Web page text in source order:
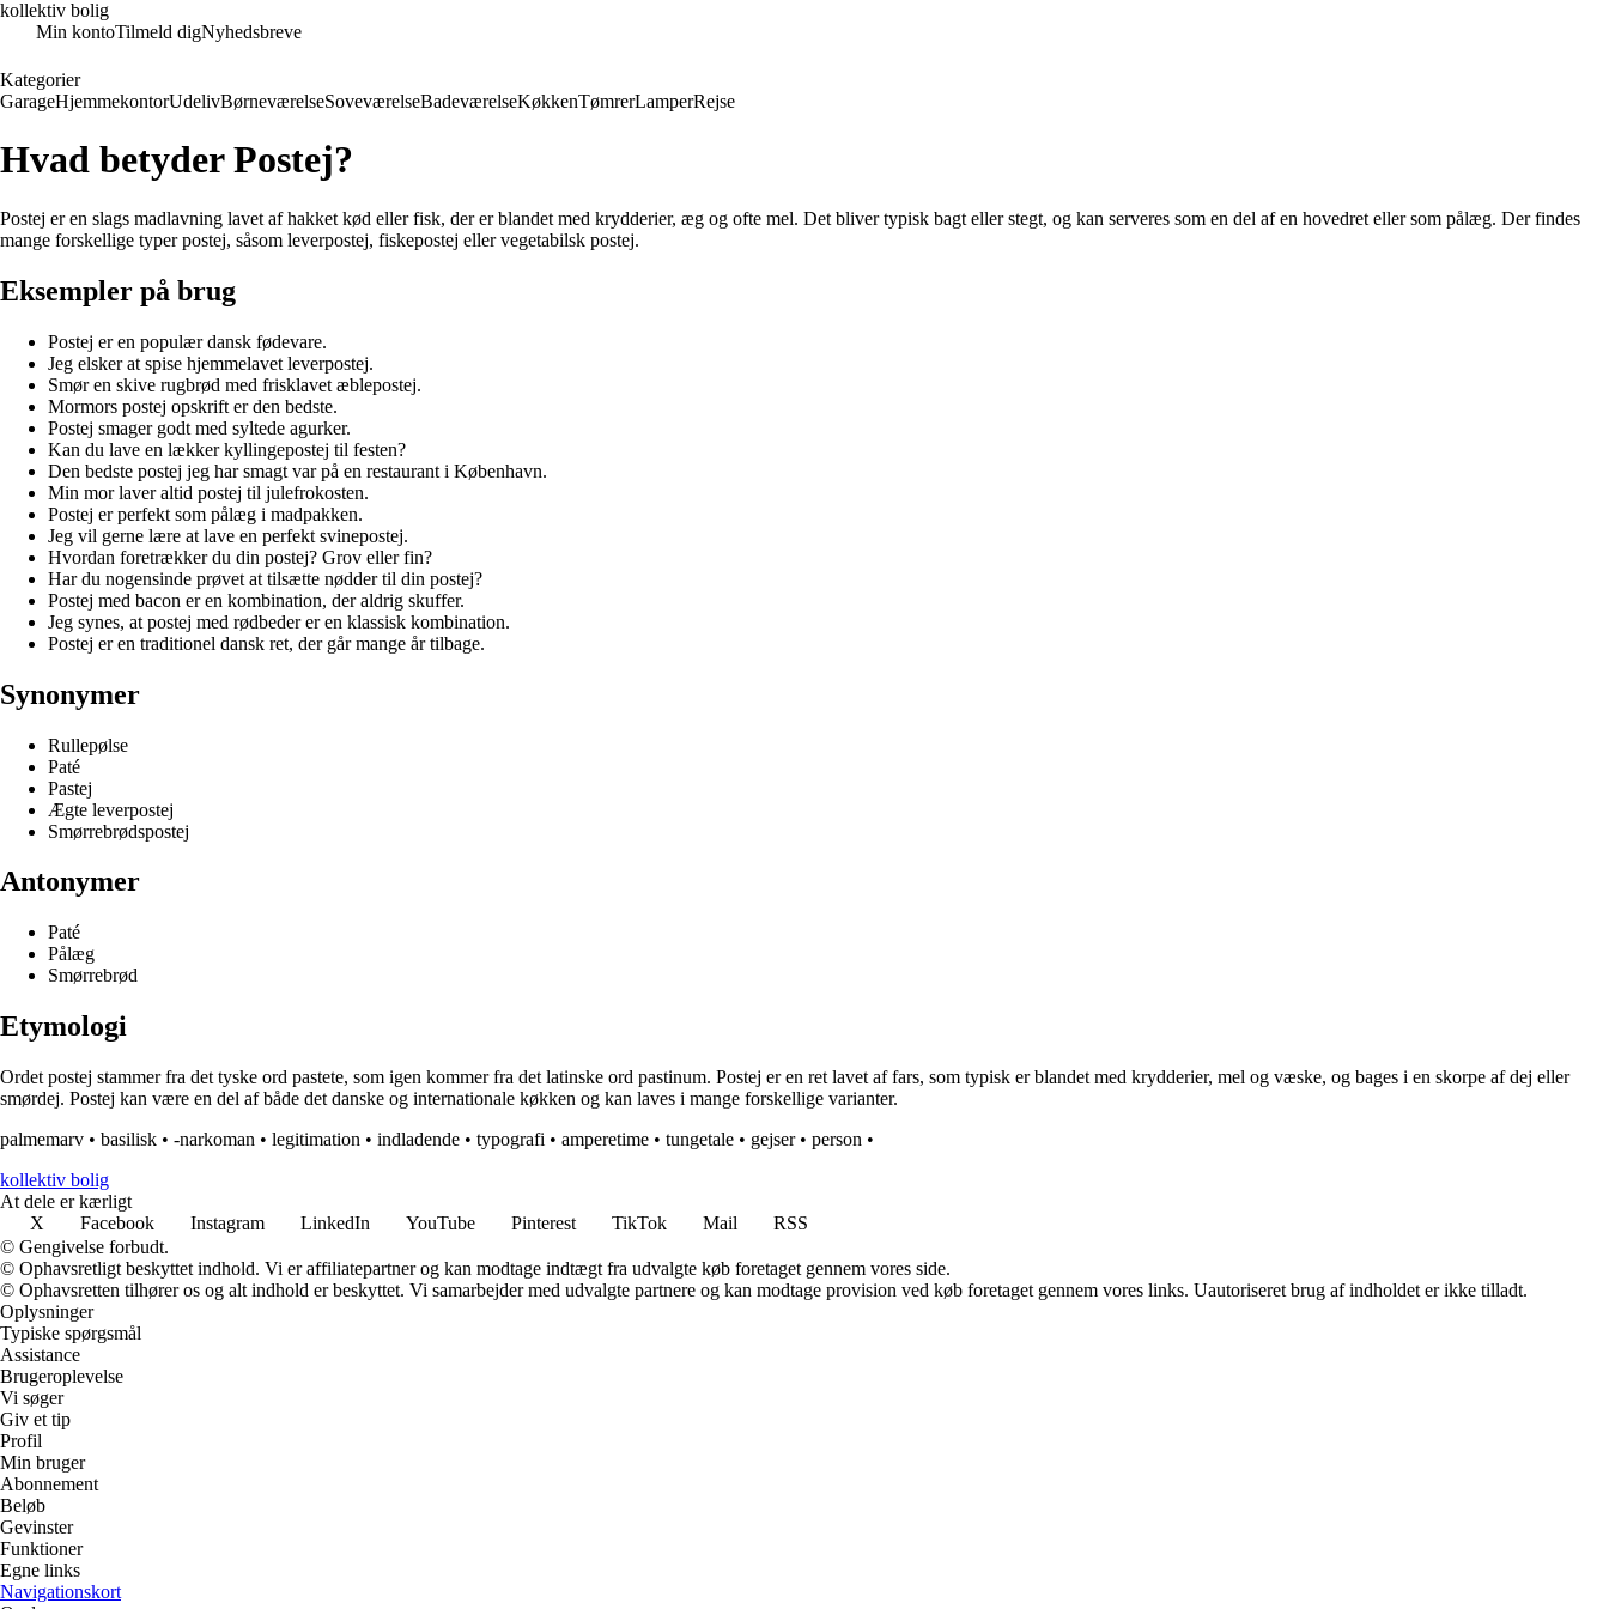
kollektiv bolig
Min kontoTilmeld digNyhedsbreve
Kategorier
GarageHjemmekontorUdelivBørneværelseSoveværelseBadeværelseKøkkenTømrerLamperRejse
Hvad betyder Postej?
Postej er en slags madlavning lavet af hakket kød eller fisk, der er blandet med krydderier, æg og ofte mel. Det bliver typisk bagt eller stegt, og kan serveres som en del af en hovedret eller som pålæg. Der findes
mange forskellige typer postej, såsom leverpostej, fiskepostej eller vegetabilsk postej.
Eksempler på brug
Postej er en populær dansk fødevare.
Jeg elsker at spise hjemmelavet leverpostej.
Smør en skive rugbrød med frisklavet æblepostej.
Mormors postej opskrift er den bedste.
Postej smager godt med syltede agurker.
Kan du lave en lækker kyllingepostej til festen?
Den bedste postej jeg har smagt var på en restaurant i København.
Min mor laver altid postej til julefrokosten.
Postej er perfekt som pålæg i madpakken.
Jeg vil gerne lære at lave en perfekt svinepostej.
Hvordan foretrækker du din postej? Grov eller fin?
Har du nogensinde prøvet at tilsætte nødder til din postej?
Postej med bacon er en kombination, der aldrig skuffer.
Jeg synes, at postej med rødbeder er en klassisk kombination.
Postej er en traditionel dansk ret, der går mange år tilbage.
Synonymer
Rullepølse
Paté
Pastej
Ægte leverpostej
Smørrebrødspostej
Antonymer
Paté
Pålæg
Smørrebrød
Etymologi
Ordet postej stammer fra det tyske ord pastete, som igen kommer fra det latinske ord pastinum. Postej er en ret lavet af fars, som typisk er blandet med krydderier, mel og væske, og bages i en skorpe af dej eller
smørdej. Postej kan være en del af både det danske og internationale køkken og kan laves i mange forskellige varianter.
palmemarv • basilisk • -narkoman • legitimation • indladende • typografi • amperetime • tungetale • gejser• person •
kollektiv bolig
At dele er kærligt
X
Facebook Instagram LinkedIn YouTube Pinterest TikTok Mail
RSS
© Gengivelse forbudt.
© Ophavsretligt beskyttet indhold. Vi er affiliatepartner og kan modtage indtægt fra udvalgte køb foretaget gennem vores side.
© Ophavsretten tilhører os og alt indhold er beskyttet. Vi samarbejder med udvalgte partnere og kan modtage provision ved køb foretaget gennem vores links. Uautoriseret brug af indholdet er ikke tilladt.
Oplysninger
Typiske spørgsmål
Assistance
Brugeroplevelse
Vi søger
Giv et tip
Profil
Min bruger
Abonnement
Beløb
Gevinster
Funktioner
Egne links
Navigationskort